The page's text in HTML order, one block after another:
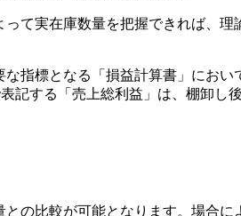
て実在庫数量を把握できれば、
指標となる「損益計算書」にお
記する「売上総利益」は、棚卸
の比較が可能となります。場合